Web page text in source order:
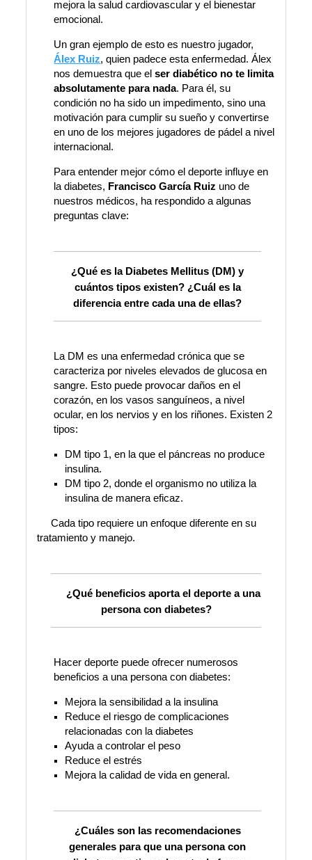
mejora la salud cardiovascular y el bienestar
emocional.
Un gran ejemplo de esto es nuestro jugador,
Álex Ruiz, quien padece esta enfermedad. Álex
nos demuestra que elser diabético no te limita
absolutamente para nada. Para él, su
condición no ha sido un impedimento, sino una
motivación para cumplir su sueño y convertirse
en uno de los mejores jugadores de pádel a nivel
internacional.
Para entender mejor cómo el deporte influye en
la diabetes, Francisco García Ruiz uno de
nuestros médicos, ha respondido a algunas
preguntas clave:
¿Qué es la Diabetes Mellitus (DM) y
cuántos tipos existen? ¿Cuál es la
diferencia entre cada una de ellas?
La DM es una enfermedad crónica que se
caracteriza por niveles elevados de glucosa en
sangre. Esto puede provocar daños en el
corazón, en los vasos sanguíneos, a nivel
ocular, en los nervios y en los riñones. Existen 2
tipos:
DM tipo 1, en la que el páncreas no produce
insulina.
DM tipo 2, donde el organismo no utiliza la
insulina de manera eficaz.
Cada tipo requiere un enfoque diferente en su
tratamiento y manejo.
¿Qué beneficios aporta el deporte a una
persona con diabetes?
Hacer deporte puede ofrecer numerosos
beneficios a una persona con diabetes:
Mejora la sensibilidad a la insulina
Reduce el riesgo de complicaciones
relacionadas con la diabetes
Ayuda a controlar el peso
Reduce el estrés
Mejora la calidad de vida en general.
¿Cuáles son las recomendaciones
generales para que una persona con